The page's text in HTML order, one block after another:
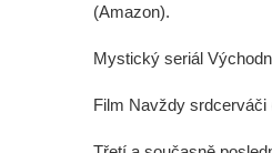
(Amazon).
Mystický seriál
Film Navždy srdcerváči